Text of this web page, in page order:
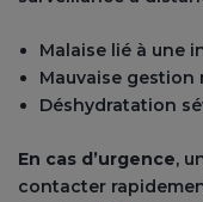
Malaise lié à une
Mauvaise gestion
Déshydratation
En cas d’urgence,
contacter